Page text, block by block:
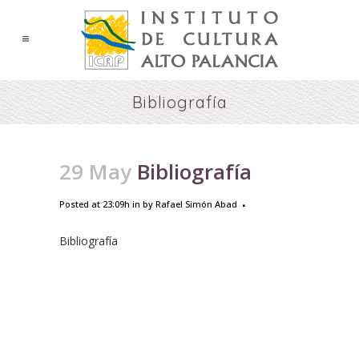
Bibliografía
29 May Bibliografía
Posted at 23:09h in by Rafael Simón Abad
Bibliografía